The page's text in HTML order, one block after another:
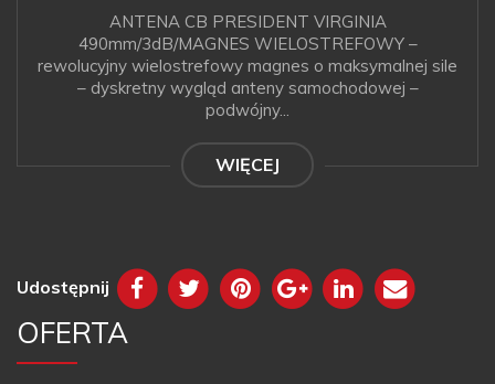
ANTENA CB PRESIDENT VIRGINIA
490mm/3dB/MAGNES WIELOSTREFOWY –
rewolucyjny wielostrefowy magnes o maksymalnej sile
– dyskretny wygląd anteny samochodowej –
podwójny...
WIĘCEJ
Udostępnij
OFERTA